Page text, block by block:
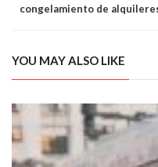
congelamiento de
YOU MAY ALSO LIKE